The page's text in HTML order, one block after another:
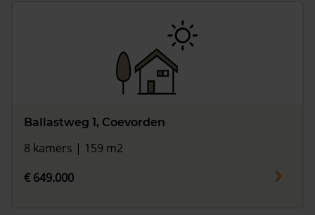
Ballastweg 1, Coevorden
8 kamers | 159 m2
€ 649.000